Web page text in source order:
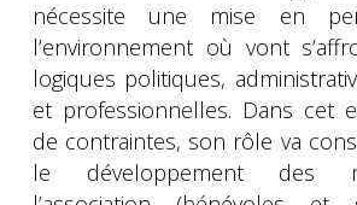
nécessite une mise en
l’environnement où vont
logiques politiques,
et professionnelles. Dans cet
de contraintes, son rôle va
le développement des